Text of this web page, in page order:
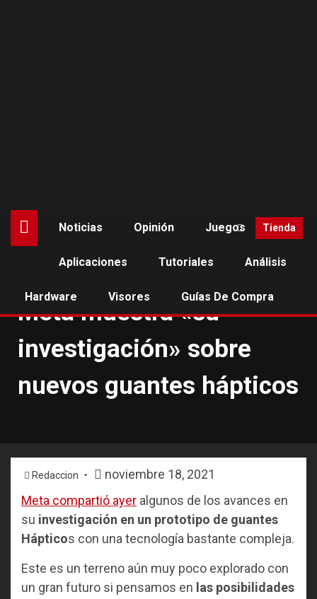
Noticias Opinión Juegos
Aplicaciones Tutoriales Análisis
Hardware Visores Guías De Compra
Tienda
Meta muestra «su
investigación» sobre
nuevos guantes hápticos
Redaccion
noviembre 18, 2021
Meta compartió ayer algunos de los avances en
su investigación en un prototipo de guantes
Hápticos con una tecnología bastante compleja.
Este es un terreno aún muy poco explorado con
un gran futuro si pensamos en las posibilidades